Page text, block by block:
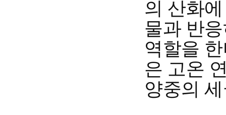
의 산화
물과 반
역할을
은 고온
양중의